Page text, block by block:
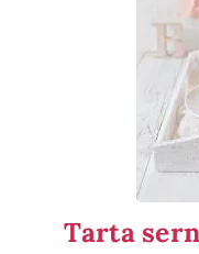
Tarta